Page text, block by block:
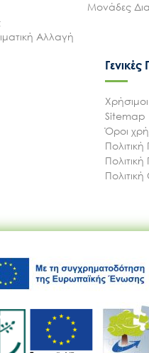
Αλλαγή
Μονάδες
Sitemap
Όροι